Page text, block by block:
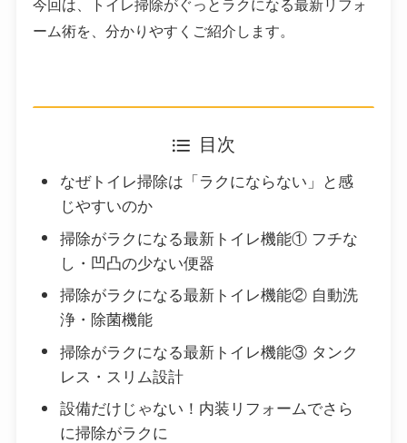
今回は、トイレ掃除がぐっとラクになる最新リフォ
ーム術を、分かりやすくご紹介します。
目次
なぜトイレ掃除は「ラクにならない」と感
じやすいのか
掃除がラクになる最新トイレ機能① フチな
し・凹凸の少ない便器
掃除がラクになる最新トイレ機能② 自動洗
浄・除菌機能
掃除がラクになる最新トイレ機能③ タンク
レス・スリム設計
設備だけじゃない！内装リフォームでさら
に掃除がラクに